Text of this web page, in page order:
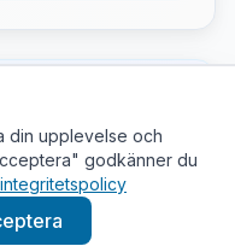
dess synonymer.
ordrelationer
din upplevelse och
godkänner du